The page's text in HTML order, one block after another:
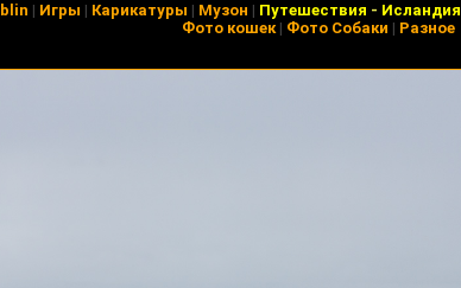
| Игры | Карикатуры | Музон | Путешествия - Исландия
Фото кошек| Фото Собаки | Разное